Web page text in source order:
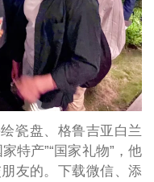
瓷盘、格鲁吉亚白兰
特产”“国家礼物”，他
友的。下载微信、添